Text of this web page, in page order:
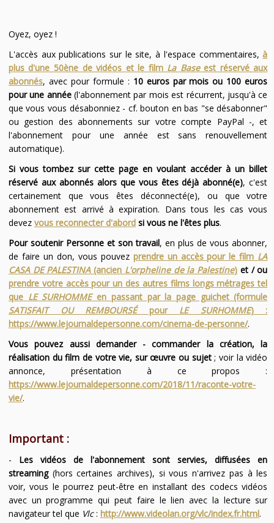
Oyez, oyez !
L'accès aux publications sur le site, à l'espace commentaires,à
plus d'une 50ène de vidéos et le film La Baseest réservé aux
abonnés, avec pour formule : 10 euros par mois ou 100 euros
pour une année(l'abonnement par mois est récurrent, jusqu'à ce
que vous vous désabonniez - cf. bouton en bas "se désabonner"
ou gestion des abonnements sur votre compte PayPal -, et
l'abonnement pour une année est sans renouvellement
automatique).
Si vous tombez sur cette page en voulant accéder à un billet
réservé aux abonnés alors que vous êtes déjà abonné(e), c'est
certainement que vous êtes déconnecté(e), ou que votre
abonnement est arrivé à expiration. Dans tous les cas vous
devez vous reconnecter d'abordsi vous ne l'êtes plus.
Pour soutenir Personne et son travail, en plus de vous abonner,
de faire un don, vous pouvez prendre un accès pour le film LA
CASA DE PALESTINA(ancien L'orpheline de la Palestine) et / ou
prendre votre accès pour un des autres films longs métrages tel
que LE SURHOMMEen passant par la page guichet (formule
SATISFAIT OU REMBOURSÉpour LE SURHOMME) :
https://www.lejournaldepersonne.com/cinema-de-personne/.
Vous pouvez aussi demander - commander la création, la
réalisation du film de votre vie, sur œuvre ou sujet; voir la vidéo
annonce, présentation à ce propos :
https://www.lejournaldepersonne.com/2018/11/raconte-votre-
vie/.
Important :
- Les vidéos de l'abonnement sont servies, diffusées en
streaming(hors certaines archives), si vous n'arrivez pas à les
voir, vous le pourrez peut-être en installant des codecs vidéos
avec un programme qui peut faire le lien avec la lecture sur
navigateur tel que Vlc: http://www.videolan.org/vlc/index.fr.html.